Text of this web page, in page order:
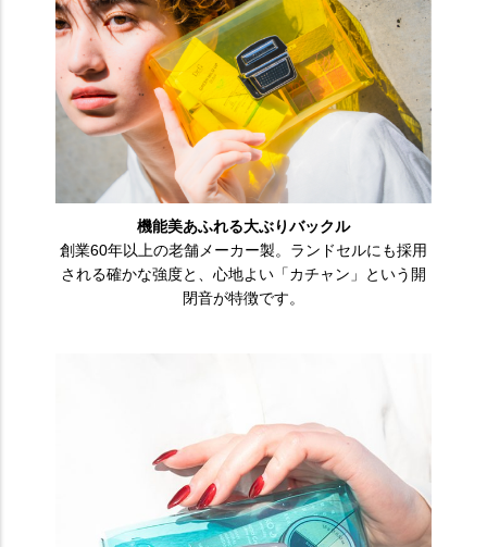
機能美あふれる大ぶりバックル
創業60年以上の老舗メーカー製。ランドセルにも採用
される確かな強度と、心地よい「カチャン」という開
閉音が特徴です。